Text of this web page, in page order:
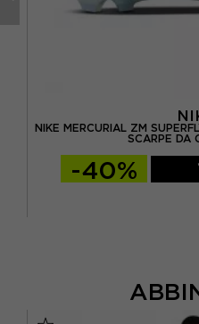
NIKE MERCURIAL ZM
SCARPE DA
-40%